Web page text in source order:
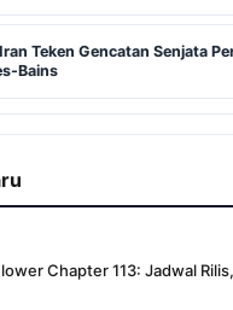
Teken Gencatan Senjata
Bains
Chapter 113: Jadwal